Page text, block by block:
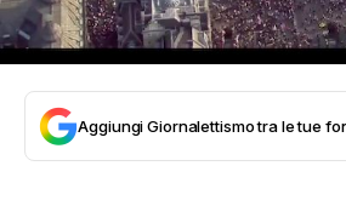
Aggiungi Giornalettismo tra le tue